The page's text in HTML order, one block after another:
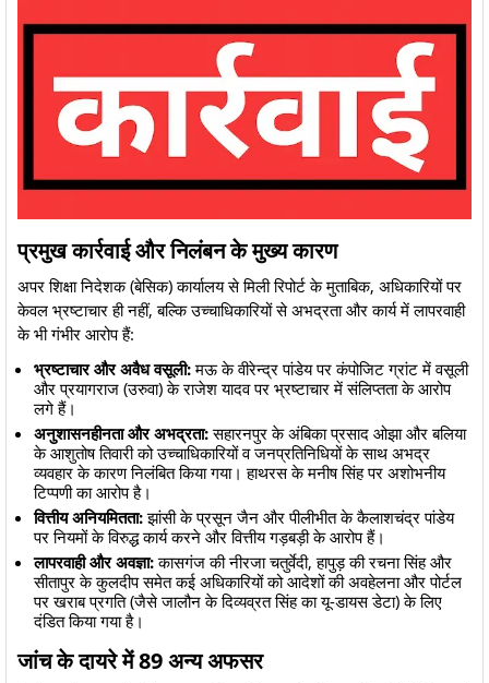
​प्रमुख कार्रवाई और निलंबन के मुख्य कारण
​अपर शिक्षा निदेशक (बेसिक) कार्यालय से मिली रिपोर्ट के मुताबिक, अधिकारियों पर
केवल भ्रष्टाचार ही नहीं, बल्कि उच्चाधिकारियों से अभद्रता और कार्य में लापरवाही
के भी गंभीर आरोप हैं:
भ्रष्टाचार और अवैध वसूली:मऊ के वीरेन्द्र पांडेय पर कंपोजिट ग्रांट में वसूली
और प्रयागराज (उरुवा) के राजेश यादव पर भ्रष्टाचार में संलिप्तता के आरोप
लगे हैं।
अनुशासनहीनता और अभद्रता:सहारनपुर के अंबिका प्रसाद ओझा और बलिया
के आशुतोष तिवारी को उच्चाधिकारियों व जनप्रतिनिधियों के साथ अभद्र
व्यवहार के कारण निलंबित किया गया। हाथरस के मनीष सिंह पर अशोभनीय
टिप्पणी का आरोप है।
वित्तीय अनियमितता:झांसी के प्रसून जैन और पीलीभीत के कैलाशचंद्र पांडेय
पर नियमों के विरुद्ध कार्य करने और वित्तीय गड़बड़ी के आरोप हैं।
लापरवाही और अवज्ञा:कासगंज की नीरजा चतुर्वेदी, हापुड़ की रचना सिंह और
सीतापुर के कुलदीप समेत कई अधिकारियों को आदेशों की अवहेलना और पोर्टल
पर खराब प्रगति (जैसे जालौन के दिव्यव्रत सिंह का यू-डायस डेटा) के लिए
दंडित किया गया है।
​जांच के दायरे में 89 अन्य अफसर